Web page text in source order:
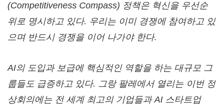
(Competitiveness Compass) 정책은 혁신을 우선순
위로 명시하고 있다. 우리는 이미 경쟁에 참여하고 있
으며 반드시 경쟁을 이어 나가야 한다.
AI의 도입과 보급에 핵심적인 역할을 하는 대규모 그
룹들도 급증하고 있다. 그랑 팔레에서 열리는 이번 정
상회의에는 전 세계 최고의 기업들과AI 스타트업